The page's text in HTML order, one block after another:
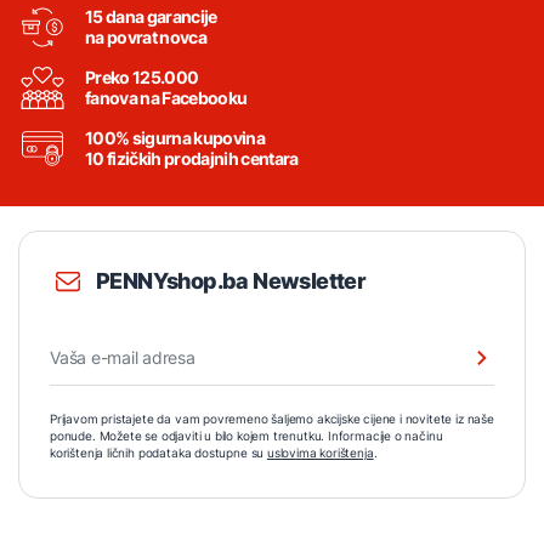
15 dana garancije
na povrat novca
Preko 125.000
fanova na Facebooku
100% sigurna kupovina
10 fizičkih prodajnih centara
PENNYshop.ba Newsletter
Prijavom pristajete da vam povremeno šaljemo akcijske cijene i novitete iz naše
ponude. Možete se odjaviti u bilo kojem trenutku. Informacije o načinu
korištenja ličnih podataka dostupne su uslovima korištenja.